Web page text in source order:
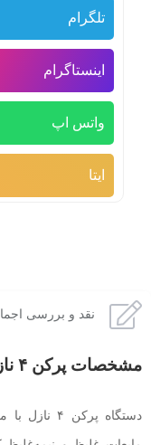
تلگرام
اینستاگرام
واتس اپ
ایتا
نقد و بررسی
مشخصات پرکن ۴ نازل مایعات شوینده
دستگاه